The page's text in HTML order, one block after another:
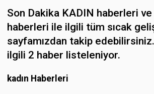
Son Dakika KADIN haberleri
haberleri ile ilgili tüm sıcak
sayfamızdan takip
ilgili 2 haber listeleniyor.
kadın Haberleri